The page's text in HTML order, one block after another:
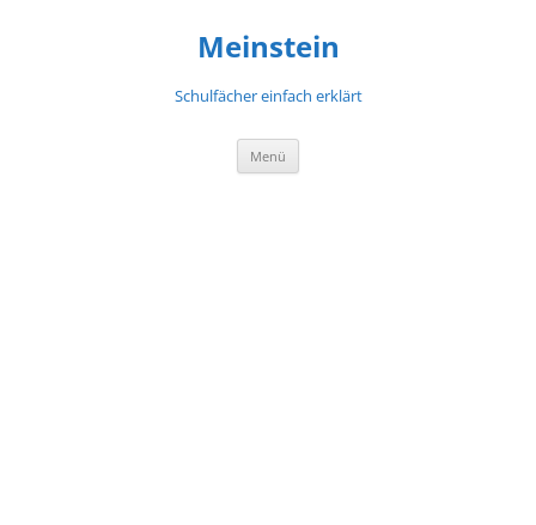
Meinstein
Schulfächer einfach erklärt
Menü